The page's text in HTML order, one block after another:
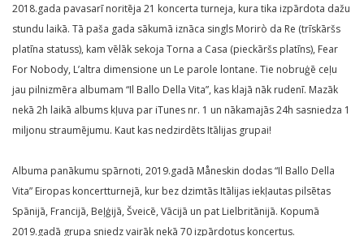
2018.gada pavasarī noritēja 21 koncerta turneja, kura tika izpārdota dažu
stundu laikā. Tā paša gada sākumā iznāca singls Morirò da Re (trīskāršs
platīna statuss), kam vēlāk sekoja Torna a Casa (pieckāršs platīns), Fear
For Nobody, L’altra dimensione un Le parole lontane. Tie nobruģē ceļu
jau pilnizmēra albumam “Il Ballo Della Vita”, kas klajā nāk rudenī. Mazāk
nekā 2h laikā albums kļuva par iTunes nr. 1 un nākamajās 24h sasniedza 1
miljonu straumējumu. Kaut kas nedzirdēts Itālijas grupai!
Albuma panākumu spārnoti, 2019.gadā Måneskin dodas “Il Ballo Della
Vita” Eiropas koncertturnejā, kur bez dzimtās Itālijas iekļautas pilsētas
Spānijā, Francijā, Beļģijā, Šveicē, Vācijā un pat Lielbritānijā. Kopumā
2019.gadā grupa sniedz vairāk nekā 70 izpārdotus koncertus.